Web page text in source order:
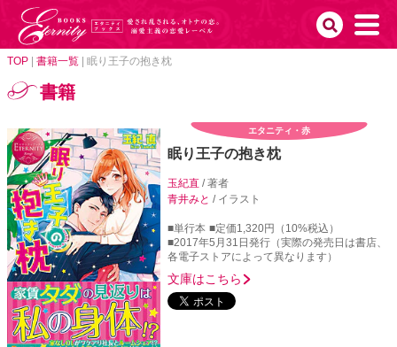
TOP 書籍一覧 眠り王子の抱き枕
書籍
エタニティ・赤
眠り王子の抱き枕
玉紀直/ 著者
青井みと / イラスト
■単行本 ■定価1,320円（10%税込）
■2017年5月31日発行（実際の発売日は書店、
各電子ストアによって異なります）
文庫はこちら